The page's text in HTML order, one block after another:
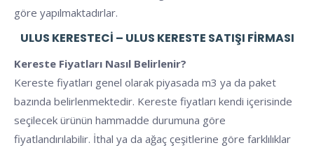
göre yapılmaktadırlar.
ULUS KERESTECI – ULUS KERESTE SATIŞI FIRMASI
Kereste Fiyatları Nasıl Belirlenir?
Kereste fiyatları genel olarak piyasada m3 ya da paket
bazında belirlenmektedir. Kereste fiyatları kendi içerisinde
seçilecek ürünün hammadde durumuna göre
fiyatlandırılabilir. İthal ya da ağaç çeşitlerine göre farklılıklar